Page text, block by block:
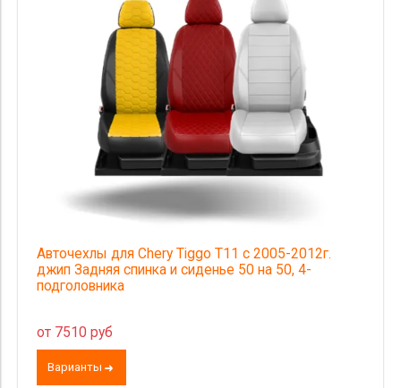
Авточехлы для Chery Tiggo Т11 с 2005-2012г.
джип Задняя спинка и сиденье 50 на 50, 4-
подголовника
от 7510 руб
Варианты